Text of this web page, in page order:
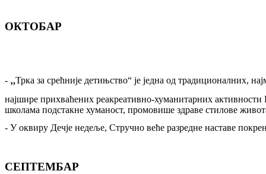
ОКТОБАР
- „Трка за срећније детињство“ је једна од традиционалних,
најшире прихваћених реакреативно-хуманитарних
школама подстакне хуманост, промовише здраве стилове
- У оквиру Дечје недеље, Стручно веће разредне наставе
СЕПТЕМБАР